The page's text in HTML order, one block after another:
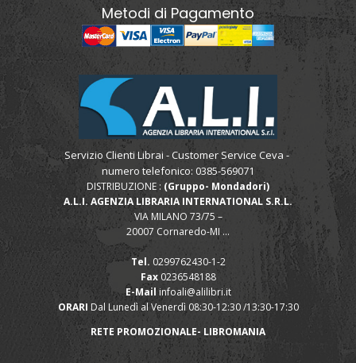
Metodi di Pagamento
Servizio Clienti Librai - Customer Service Ceva -
numero telefonico: 0385-569071
DISTRIBUZIONE : (Gruppo- Mondadori)
A.L.I. AGENZIA LIBRARIA INTERNATIONAL S.R.L.
VIA MILANO 73/75 –
20007 Cornaredo-MI ...
Tel. 0299762430-1-2
Fax0236548188
E-Mail infoali@alilibri.it
ORARI Dal Lunedì al Venerdì 08:30-12:30 /13:30-17:30
RETE PROMOZIONALE- LIBROMANIA